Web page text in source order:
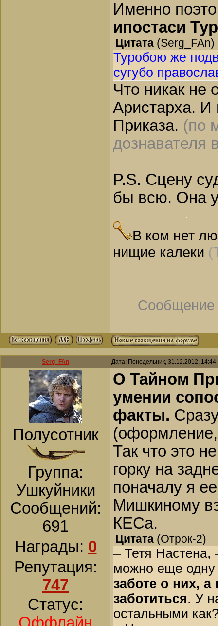
идет речь?
судить самого
Никифор что-то
махнул на него
– Суд –
тебя Никифор
наезжают, что
Неудивительно,
Всем все
«Однако! Лорд
племянников
Именно
ипостаси
Цитата (Serg_FAn)
Туробою же
сугубо
Что никак не
Аристарха. И
Приказа. (по
дознавателя
P.S. Сцену
бы всю. Она
В ком нет
нищие калеки
Сообщение
Serg_FAn Дата: Понедельник, 31.12.2012,
Полусотник
Группа:
Ушкуйники
Сообщений:
691
Награды: 0
Репутация:
747
Статус:
О Тайном
умении
факты.
Так что это
горку на
поначалу я
Мишкиному
КЕСа.
Цитата (Отрок-2)
– Тетя Настена,
можно еще одну
заботе о них,
заботиться. У
остальными